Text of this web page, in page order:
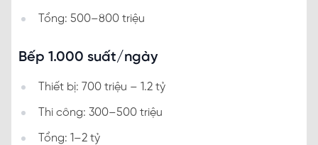
Tổng: 500–800 triệu
Bếp 1.000 suất/ngày
Thiết bị: 700 triệu – 1.2 tỷ
Thi công: 300–500 triệu
Tổng: 1–2 tỷ